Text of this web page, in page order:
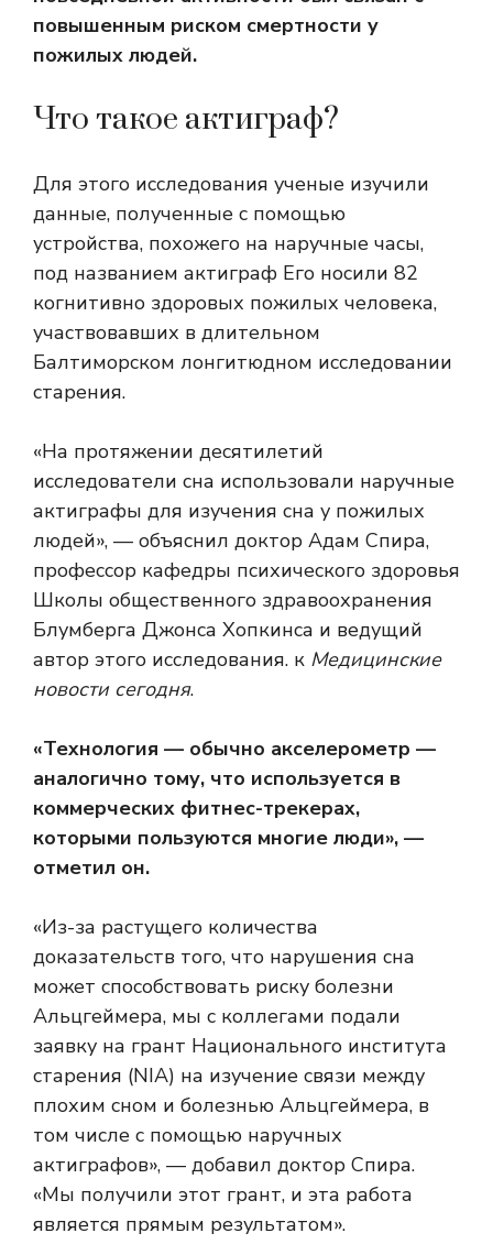
повышенным риском смертности у
пожилых людей.
Что такое актиграф?
Для этого исследования ученые изучили
данные, полученные с помощью
устройства, похожего на наручные часы,
под названием актиграф Его носили 82
когнитивно здоровых пожилых человека,
участвовавших в длительном
Балтиморском лонгитюдном исследовании
старения.
«На протяжении десятилетий
исследователи сна использовали наручные
актиграфы для изучения сна у пожилых
людей», — объяснил доктор Адам Спира,
профессор кафедры психического здоровья
Школы общественного здравоохранения
Блумберга Джонса Хопкинса и ведущий
автор этого исследования. к Медицинские
новости сегодня.
«Технология — обычно акселерометр —
аналогично тому, что используется в
коммерческих фитнес-трекерах,
которыми пользуются многие люди», —
отметил он.
«Из-за растущего количества
доказательств того, что нарушения сна
может способствовать риску болезни
Альцгеймера, мы с коллегами подали
заявку на грант Национального института
старения (NIA) на изучение связи между
плохим сном и болезнью Альцгеймера, в
том числе с помощью наручных
актиграфов», — добавил доктор Спира.
«Мы получили этот грант, и эта работа
является прямым результатом».